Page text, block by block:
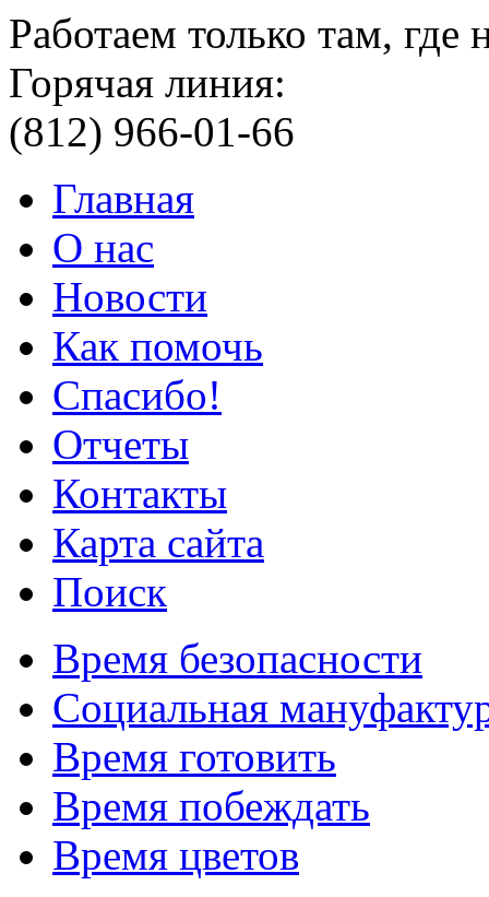
Работаем только там,
Горячая линия:
(812) 966-01-66
Главная
О нас
Новости
Как помочь
Спасибо!
Отчеты
Контакты
Карта сайта
Поиск
Время безопасности
Социальная
Время готовить
Время побеждать
Время цветов